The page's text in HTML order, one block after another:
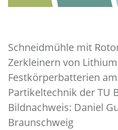
Schneidmühle mit
Zerkleinern von
Festkörperbatterien
Partikeltechnik der TU
Bildnachweis: Daniel
Braunschweig